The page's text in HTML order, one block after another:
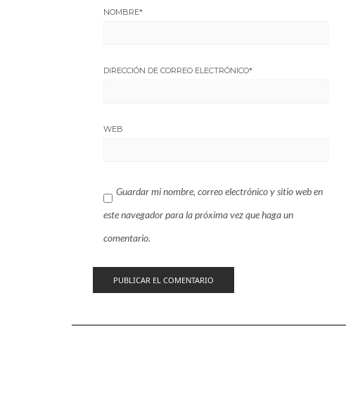
NOMBRE*
DIRECCIÓN DE CORREO ELECTRÓNICO*
WEB
Guardar mi nombre, correo electrónico y sitio web en
este navegador para la próxima vez que haga un
comentario.